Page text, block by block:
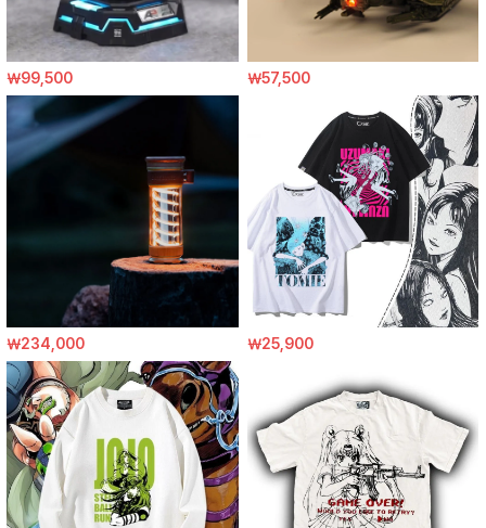
￦99,500 ￦57,500
￦234,000 ￦25,900